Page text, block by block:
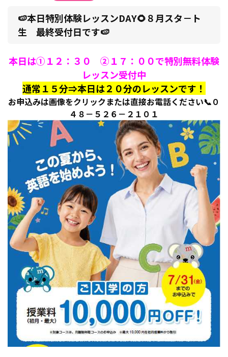
🍉本日特別体験レッスンDAY🌻８月スタ－ト
生 最終受付日です🍉
本日は①１２：３０ ②１７：００で特別無料体験
レッスン受付中
通常１５分⇒本日は２０分のレッスンです！
お申込みは画像をクリックまたは直接お電話ください📞０
４８－５２６－２１０１